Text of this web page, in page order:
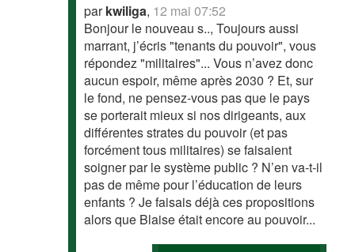
parkwiliga, 12 mai 07:52
Bonjour le nouveau s.., Toujours aussi
marrant, j’écris "tenants du pouvoir", vous
répondez "militaires"... Vous n’avez donc
aucun espoir, même après 2030 ? Et, sur
le fond, ne pensez-vous pas que le pays
se porterait mieux si nos dirigeants, aux
différentes strates du pouvoir (et pas
forcément tous militaires) se faisaient
soigner par le système public ? N’en va-t-il
pas de même pour l’éducation de leurs
enfants ? Je faisais déjà ces propositions
alors que Blaise était encore au pouvoir...